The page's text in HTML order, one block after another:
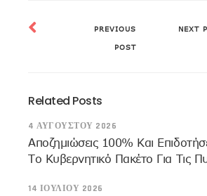
PREVIOUS
POST
NEXT
Related Posts
4 ΑΥΓΟΎΣΤΟΥ 2026
Αποζημιώσεις 100% Και
Το Κυβερνητικό Πακέτο Για Τις
14 ΙΟΥΛΊΟΥ 2026